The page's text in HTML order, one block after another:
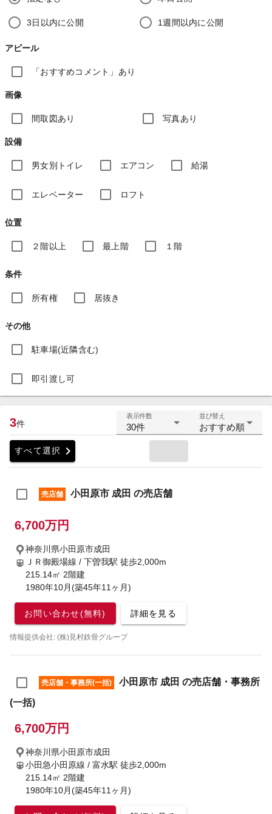
3日以内に公開 1週間以内に公開
アピール
「おすすめコメント」あり
画像
間取図あり 写真あり
設備
男女別トイレ エアコン 給湯
エレベーター ロフト
位置
２階以上 最上階 １階
条件
所有権 居抜き
その他
駐車場(近隣含む)
即引渡し可
3件
表示件数
30件
並び替え
おすすめ順
すべて選択 chevron_right
売店舗 小田原市 成田 の売店舗
6,700万円
神奈川県小田原市成田
ＪＲ御殿場線 / 下曽我駅 徒歩2,000m
215.14㎡ 2階建
1980年10月(築45年11ヶ月)
お問い合わせ(無料) 詳細を見る
情報提供会社: (株)見村鉄骨グループ
売店舗・事務所(一括)
小田原市 成田 の売店舗・事務所
(一括)
6,700万円
神奈川県小田原市成田
小田急小田原線 / 富水駅 徒歩2,000m
215.14㎡ 2階建
1980年10月(築45年11ヶ月)